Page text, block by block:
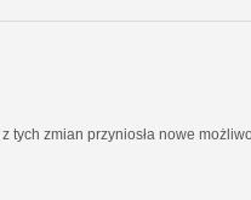
tych zmian przyniosła nowe